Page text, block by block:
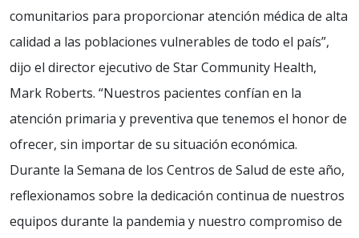
comunitarios para proporcionar atención médica de alta
calidad a las poblaciones vulnerables de todo el país”,
dijo el director ejecutivo de Star Community Health,
Mark Roberts. “Nuestros pacientes confían en la
atención primaria y preventiva que tenemos el honor de
ofrecer, sin importar de su situación económica.
Durante la Semana de los Centros de Salud de este año,
reflexionamos sobre la dedicación continua de nuestros
equipos durante la pandemia y nuestro compromiso de